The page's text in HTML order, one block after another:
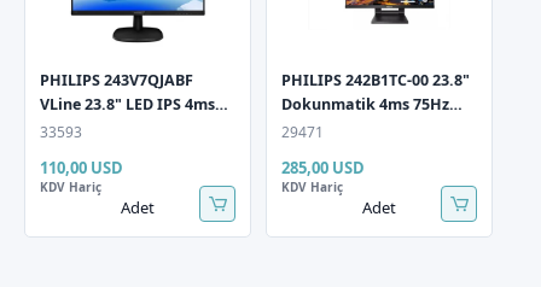
PHILIPS 243V7QJABF
VLine 23.8" LED IPS 4ms
75Hz 1920x1080 FullHD
Multimedya (VESA) Siyah
Monitör
33593
110,00 USD
KDV Hariç
Adet
PHILIPS 242B1TC-00 23.8"
Dokunmatik 4ms 75Hz
1920x1080 FullHD VGA
(Vesa) 10 Parmak Siyah
Monitör
29471
285,00 USD
KDV Hariç
Adet